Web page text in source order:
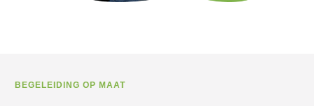
BEGELEIDING OP MAAT